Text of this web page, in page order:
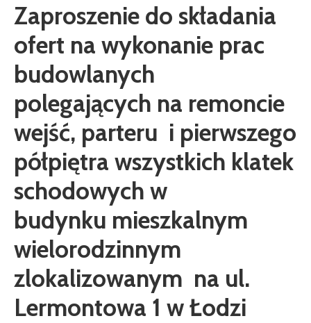
Zaproszenie do składania
ofert na wykonanie prac
budowlanych
polegających na remoncie
wejść, parteru i pierwszego
półpiętra wszystkich klatek
schodowych w
budynku mieszkalnym
wielorodzinnym
zlokalizowanym na ul.
Lermontowa 1 w Łodzi